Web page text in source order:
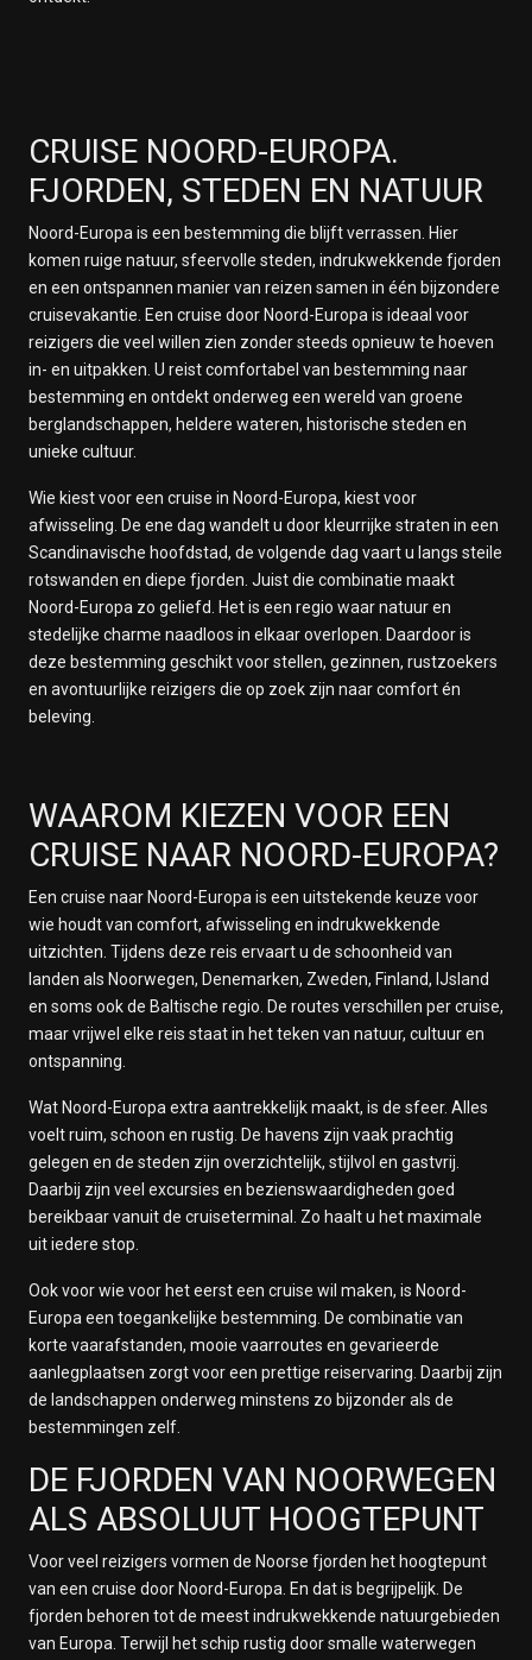
CRUISE NOORD-EUROPA.
FJORDEN, STEDEN EN NATUUR
Noord-Europa is een bestemming die blijft verrassen. Hier
komen ruige natuur, sfeervolle steden, indrukwekkende fjorden
en een ontspannen manier van reizen samen in één bijzondere
cruisevakantie. Een cruise door Noord-Europa is ideaal voor
reizigers die veel willen zien zonder steeds opnieuw te hoeven
in- en uitpakken. U reist comfortabel van bestemming naar
bestemming en ontdekt onderweg een wereld van groene
berglandschappen, heldere wateren, historische steden en
unieke cultuur.
Wie kiest voor een cruise in Noord-Europa, kiest voor
afwisseling. De ene dag wandelt u door kleurrijke straten in een
Scandinavische hoofdstad, de volgende dag vaart u langs steile
rotswanden en diepe fjorden. Juist die combinatie maakt
Noord-Europa zo geliefd. Het is een regio waar natuur en
stedelijke charme naadloos in elkaar overlopen. Daardoor is
deze bestemming geschikt voor stellen, gezinnen, rustzoekers
en avontuurlijke reizigers die op zoek zijn naar comfort én
beleving.
WAAROM KIEZEN VOOR EEN
CRUISE NAAR NOORD-EUROPA?
Een cruise naar Noord-Europa is een uitstekende keuze voor
wie houdt van comfort, afwisseling en indrukwekkende
uitzichten. Tijdens deze reis ervaart u de schoonheid van
landen als Noorwegen, Denemarken, Zweden, Finland, IJsland
en soms ook de Baltische regio. De routes verschillen per cruise,
maar vrijwel elke reis staat in het teken van natuur, cultuur en
ontspanning.
Wat Noord-Europa extra aantrekkelijk maakt, is de sfeer. Alles
voelt ruim, schoon en rustig. De havens zijn vaak prachtig
gelegen en de steden zijn overzichtelijk, stijlvol en gastvrij.
Daarbij zijn veel excursies en bezienswaardigheden goed
bereikbaar vanuit de cruiseterminal. Zo haalt u het maximale
uit iedere stop.
Ook voor wie voor het eerst een cruise wil maken, is Noord-
Europa een toegankelijke bestemming. De combinatie van
korte vaarafstanden, mooie vaarroutes en gevarieerde
aanlegplaatsen zorgt voor een prettige reiservaring. Daarbij zijn
de landschappen onderweg minstens zo bijzonder als de
bestemmingen zelf.
DE FJORDEN VAN NOORWEGEN
ALS ABSOLUUT HOOGTEPUNT
Voor veel reizigers vormen de Noorse fjorden het hoogtepunt
van een cruise door Noord-Europa. En dat is begrijpelijk. De
fjorden behoren tot de meest indrukwekkende natuurgebieden
van Europa. Terwijl het schip rustig door smalle waterwegen